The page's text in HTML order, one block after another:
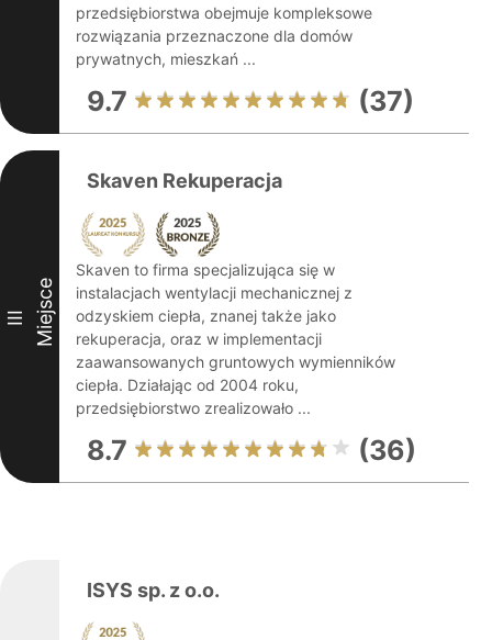
przedsiębiorstwa obejmuje kompleksowe
rozwiązania przeznaczone dla domów
prywatnych, mieszkań ...
9.7 (37)
III Miejsce
Skaven Rekuperacja
Skaven to firma specjalizująca się w
instalacjach wentylacji mechanicznej z
odzyskiem ciepła, znanej także jako
rekuperacja, oraz w implementacji
zaawansowanych gruntowych wymienników
ciepła. Działając od 2004 roku,
przedsiębiorstwo zrealizowało ...
8.7 (36)
ISYS sp. z o.o.